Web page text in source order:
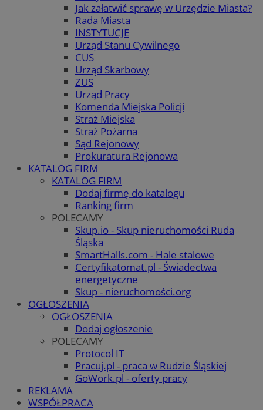
Jak załatwić sprawę w Urzędzie Miasta?
Rada Miasta
INSTYTUCJE
Urząd Stanu Cywilnego
CUS
Urząd Skarbowy
ZUS
Urząd Pracy
Komenda Miejska Policji
Straż Miejska
Straż Pożarna
Sąd Rejonowy
Prokuratura Rejonowa
KATALOG FIRM
KATALOG FIRM
Dodaj firmę do katalogu
Ranking firm
POLECAMY
Skup.io - Skup nieruchomości Ruda
Śląska
SmartHalls.com - Hale stalowe
Certyfikatomat.pl - Świadectwa
energetyczne
Skup - nieruchomości.org
OGŁOSZENIA
OGŁOSZENIA
Dodaj ogłoszenie
POLECAMY
Protocol IT
Pracuj.pl - praca w Rudzie Śląskiej
GoWork.pl - oferty pracy
REKLAMA
WSPÓŁPRACA